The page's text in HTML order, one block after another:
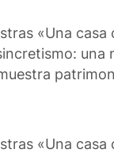
«Una
«Una